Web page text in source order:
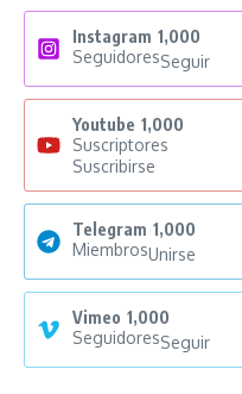
Instagram 1,000
SeguidoresSeguir
Youtube 1,000
Suscriptores
Suscribirse
Telegram 1,000
MiembrosUnirse
Vimeo 1,000
SeguidoresSeguir